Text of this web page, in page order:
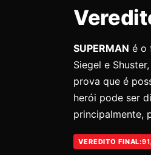
SUPERMAN é o
Siegel e
prova que é
herói pode ser
principalmente,
VEREDITO FINAL: